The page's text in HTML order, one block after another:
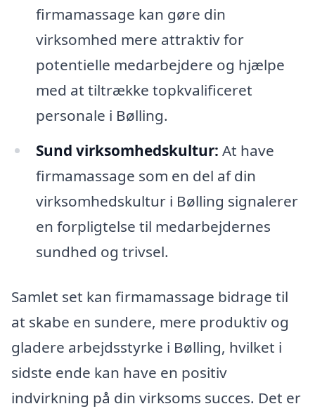
firmamassage kan gøre din
virksomhed mere attraktiv for
potentielle medarbejdere og hjælpe
med at tiltrække topkvalificeret
personale i Bølling.
Sund virksomhedskultur: At have
firmamassage som en del af din
virksomhedskultur i Bølling signalerer
en forpligtelse til medarbejdernes
sundhed og trivsel.
Samlet set kan firmamassage bidrage til
at skabe en sundere, mere produktiv og
gladere arbejdsstyrke i Bølling, hvilket i
sidste ende kan have en positiv
indvirkning på din virksoms succes. Det er